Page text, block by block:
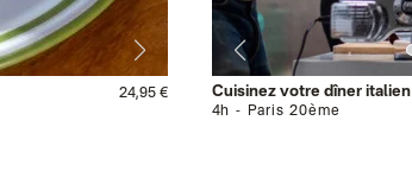
24,95 € Cuisinez votre dîner italien
4h Paris 20ème